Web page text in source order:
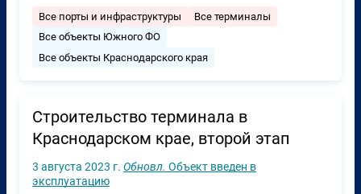
Все порты и инфраструктуры
Все терминалы
Все объекты Южного ФО
Все объекты Краснодарского края
Строительство терминала в
Краснодарском крае, второй этап
3 августа 2023 г. Обновл. Объект введен в
эксплуатацию